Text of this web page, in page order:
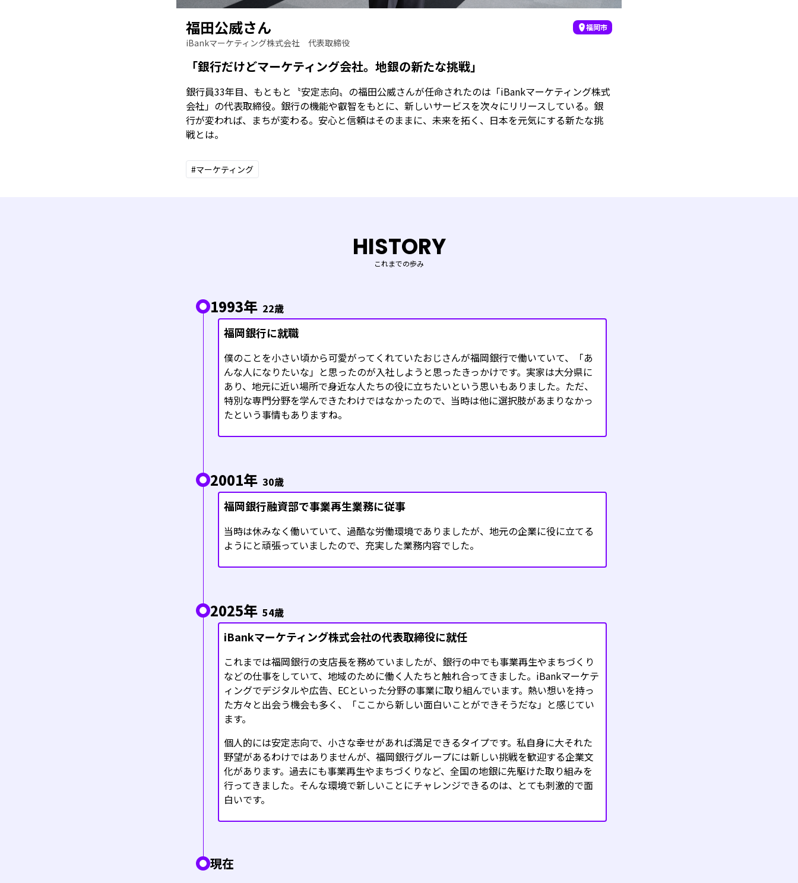
福田公威さん 福岡市
iBankマーケティング株式会社 代表取締役
「銀行だけどマーケティング会社。地銀の新たな挑戦」
銀行員33年目、もともと〝安定志向〟の福田公威さんが任命されたのは「iBankマーケティング株式
会社」の代表取締役。銀行の機能や叡智をもとに、新しいサービスを次々にリリースしている。銀
行が変われば、まちが変わる。安心と信頼はそのままに、未来を拓く、日本を元気にする新たな挑
戦とは。
#マーケティング
HISTORY
これまでの歩み
1993年 22歳
福岡銀行に就職
僕のことを小さい頃から可愛がってくれていたおじさんが福岡銀行で働いていて、「あ
んな人になりたいな」と思ったのが入社しようと思ったきっかけです。実家は大分県に
あり、地元に近い場所で身近な人たちの役に立ちたいという思いもありました。ただ、
特別な専門分野を学んできたわけではなかったので、当時は他に選択肢があまりなかっ
たという事情もありますね。
2001年 30歳
福岡銀行融資部で事業再生業務に従事
当時は休みなく働いていて、過酷な労働環境でありましたが、地元の企業に役に立てる
ようにと頑張っていましたので、充実した業務内容でした。
2025年 54歳
iBankマーケティング株式会社の代表取締役に就任
これまでは福岡銀行の支店長を務めていましたが、銀行の中でも事業再生やまちづくり
などの仕事をしていて、地域のために働く人たちと触れ合ってきました。iBankマーケテ
ィングでデジタルや広告、ECといった分野の事業に取り組んでいます。熱い想いを持っ
た方々と出会う機会も多く、「ここから新しい面白いことができそうだな」と感じてい
ます。
個人的には安定志向で、小さな幸せがあれば満足できるタイプです。私自身に大それた
野望があるわけではありませんが、福岡銀行グループには新しい挑戦を歓迎する企業文
化があります。過去にも事業再生やまちづくりなど、全国の地銀に先駆けた取り組みを
行ってきました。そんな環境で新しいことにチャレンジできるのは、とても刺激的で面
白いです。
現在